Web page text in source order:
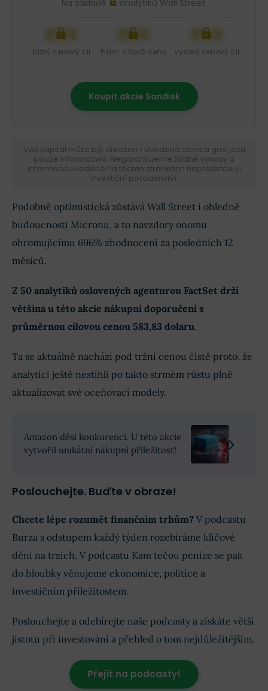
Na základě analytiků Wall Street.
XXX
Nízký cenový cíl
XXX
Prům. cílová cena
XXX
Vysoký cenový cíl
Koupit akcie Sandisk
Váš kapitál může být ohrožen • Uvedená cena a graf jsou
pouze informativní. Negarantujeme žádné výnosy a
informace uvedené na těchto stránkách nepředstavují
investiční poradenství.
Podobně optimistická zůstává Wall Street i ohledně
budoucnosti Micronu, a to navzdory onomu
ohromujícímu 696% zhodnocení za posledních 12
měsíců.
Z 50 analytiků oslovených agenturou FactSet drží
většina u této akcie nákupní doporučení s
průměrnou cílovou cenou 583,83 dolaru.
Ta se aktuálně nachází pod tržní cenou čistě proto, že
analytici ještě nestihli po takto strmém růstu plně
aktualizovat své oceňovací modely.
Amazon děsí konkurenci. U této akcie
vytvořil unikátní nákupní příležitost!
Poslouchejte. Buďte v obraze!
Chcete lépe rozumět finančním trhům? V podcastu
Burza s odstupem každý týden rozebíráme klíčové
dění na trzích. V podcastu Kam tečou peníze se pak
do hloubky věnujeme ekonomice, politice a
investičním příležitostem.
Poslouchejte a odebírejte naše podcasty a získáte větší
jistotu při investování a přehled o tom nejdůležitějším.
Přejít na podcasty!